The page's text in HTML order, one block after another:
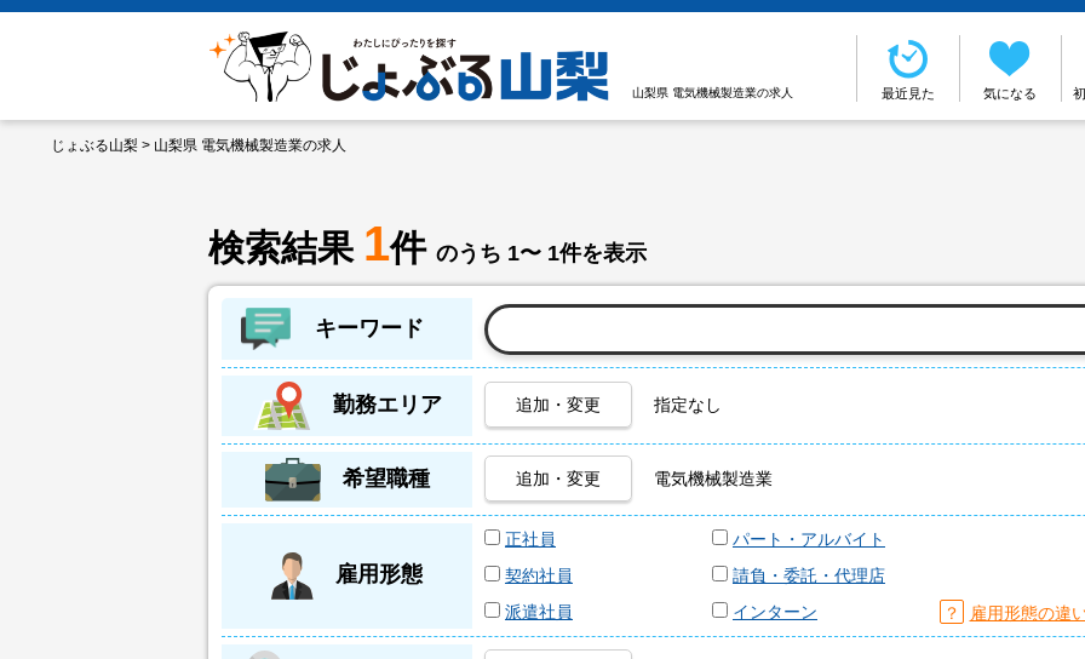
山梨県 電気機械製造業の求人 最近見た 気になる
じょぶる山梨 > 山梨県 電気機械製造業の求人
検索結果 1件 のうち 1〜 1件を表示
キーワード
勤務エリア 追加・変更 指定なし
希望職種 追加・変更 電気機械製造業
雇用形態
正社員
パート・アルバイト
契約社員
請負・委託・代理店
派遣社員
インターン ？ 雇用形態の違